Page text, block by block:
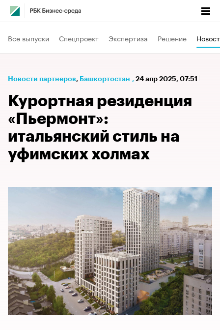
Все выпуски Спецпроект Экспертиза Решение
Новости партнеров⁠, Башкортостан , 24 апр 2025, 07:51
Курортная резиденция
«Пьермонт»:
итальянский стиль на
уфимских холмах